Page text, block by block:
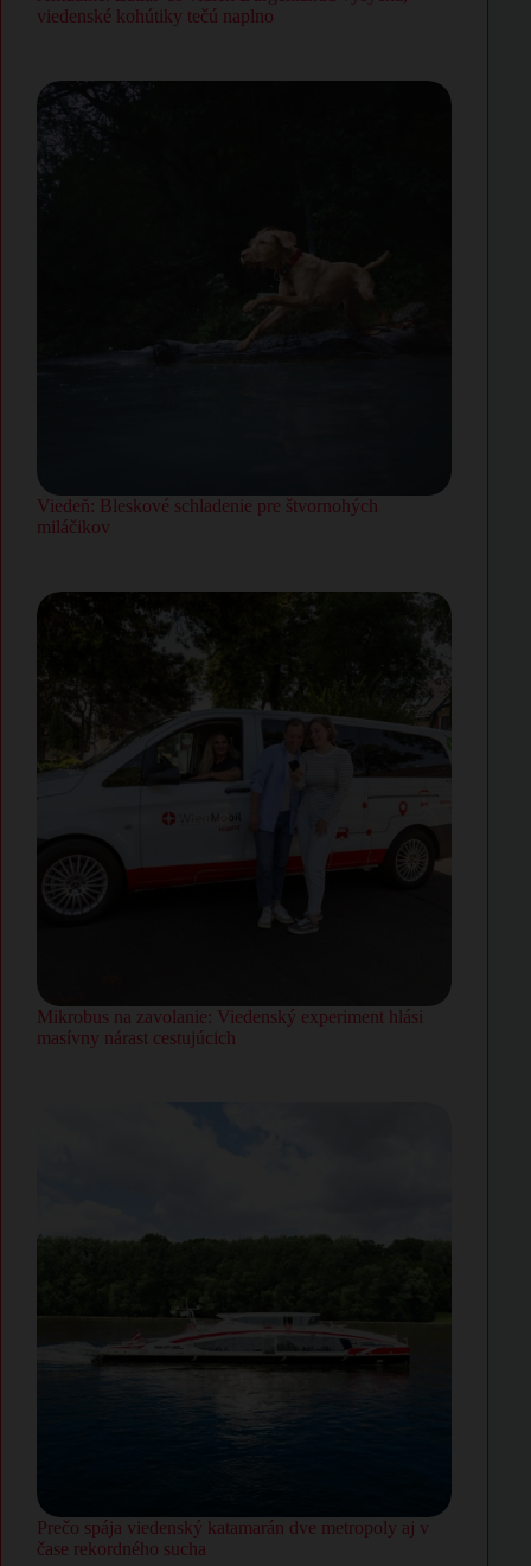
viedenské kohútiky tečú naplno
Viedeň: Bleskové schladenie pre štvornohých
miláčikov
Mikrobus na zavolanie: Viedenský experiment hlási
masívny nárast cestujúcich
Prečo spája viedenský katamarán dve metropoly aj v
čase rekordného sucha